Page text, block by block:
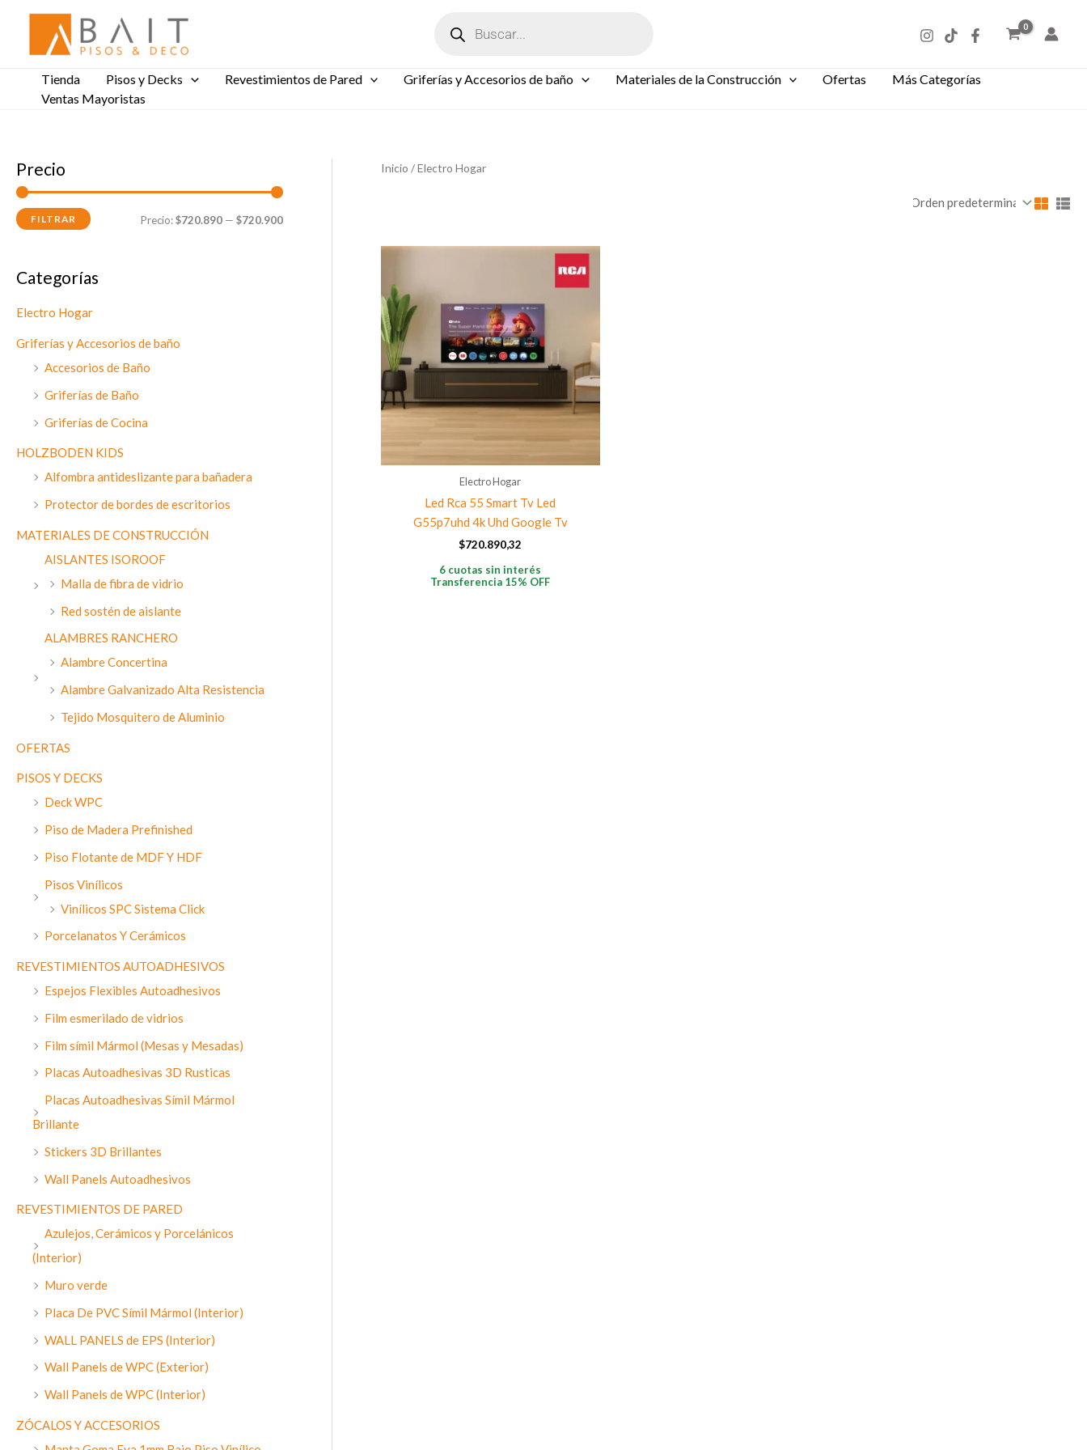
contenido
productos
Tienda Pisos y Decks Revestimientos de Pared Griferías y Accesorios de baño Materiales de la Construcción Ofertas
Más Categorías
Ventas Mayoristas
Precio
r
e
r
e
FILTRAR Precio:$720.890 —$720.900
Categorías
Electro Hogar
Griferías y Accesorios de baño
Accesorios de Baño
Griferías de Baño
Griferías de Cocina
HOLZBODEN KIDS
Alfombra antideslizante para bañadera
Protector de bordes de escritorios
MATERIALES DE CONSTRUCCIÓN
AISLANTES ISOROOF
Malla de fibra de vidrio
Red sostén de aislante
ALAMBRES RANCHERO
Alambre Concertina
Alambre Galvanizado Alta Resistencia
Tejido Mosquitero de Aluminio
OFERTAS
PISOS Y DECKS
Deck WPC
Piso de Madera Prefinished
Piso Flotante de MDF Y HDF
Pisos Vinílicos
Vinílicos SPC Sistema Click
Porcelanatos Y Cerámicos
REVESTIMIENTOS AUTOADHESIVOS
Espejos Flexibles Autoadhesivos
Film esmerilado de vidrios
Film símil Mármol (Mesas y Mesadas)
Placas Autoadhesivas 3D Rusticas
Placas Autoadhesivas Símil Mármol
Brillante
Stickers 3D Brillantes
Wall Panels Autoadhesivos
REVESTIMIENTOS DE PARED
Azulejos, Cerámicos y Porcelánicos
(Interior)
Muro verde
Placa De PVC Símil Mármol (Interior)
WALL PANELS de EPS (Interior)
Wall Panels de WPC (Exterior)
Wall Panels de WPC (Interior)
ZÓCALOS Y ACCESORIOS
Inicio / Electro Hogar
Electro Hogar
Led Rca 55 Smart Tv Led
G55p7uhd 4k Uhd Google Tv
$720.890,32
6 cuotas sin interés
Transferencia 15% OFF